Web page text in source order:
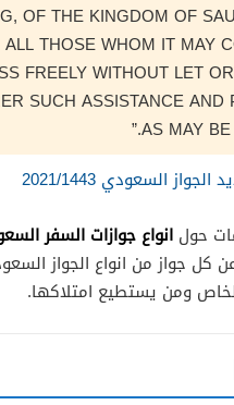
OF THE KINGDOM OF
THOSE WHOM IT MAY
FREELY WITHOUT LET
SUCH ASSISTANCE AND
AS MAY BE
السعودي 2021/1443
حول انواع جوازات السفر
كل جواز من انواع الجواز
ومن يستطيع امتلاكها.